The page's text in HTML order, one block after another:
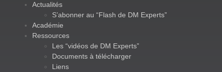
Actualités
S’abonner au “Flash de DM Experts”
Académie
Ressources
Les “vidéos de DM Experts”
Documents à télécharger
Liens